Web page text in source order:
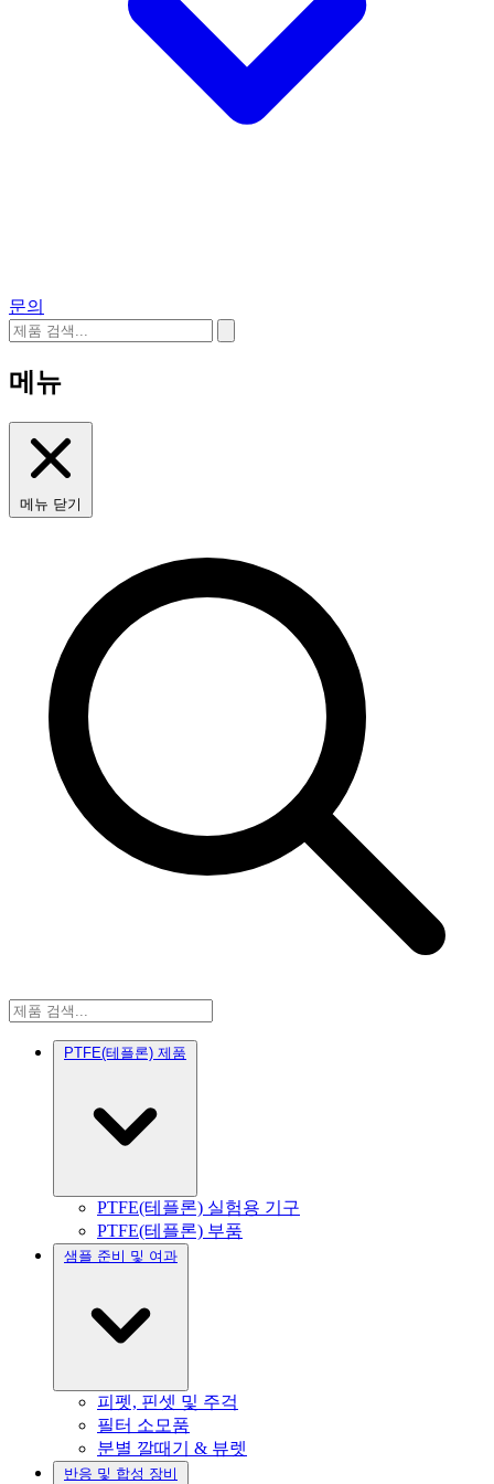
문의
메뉴
메뉴 닫기
PTFE(테플론) 제품
PTFE(테플론) 실험용 기구
PTFE(테플론) 부품
샘플 준비 및 여과
피펫, 핀셋 및 주걱
필터 소모품
분별 깔때기 & 뷰렛
반응 및 합성 장비